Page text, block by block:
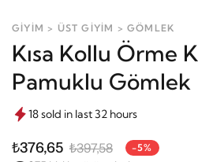
GİYİM > ÜST GİYİM > GÖMLEK
Kısa Kollu Örme
Pamuklu Gömlek
18 sold in last 32 hours
₺376,65 ₺397,58 -5%